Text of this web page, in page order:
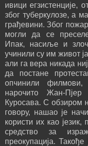
ивици егзистенције,
због туберкулозе, а
грађевини. Због
могли да се
Ипак, насиље и
учинили су им живот
али га вера никада
да постане
опчинили
нарочито Жан-
Куросава. С обзиром
говору, нашао је
користи их као
средство за
преокупација.